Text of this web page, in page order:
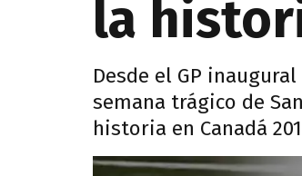
la
Desde el GP
semana trágico de
historia en Canadá